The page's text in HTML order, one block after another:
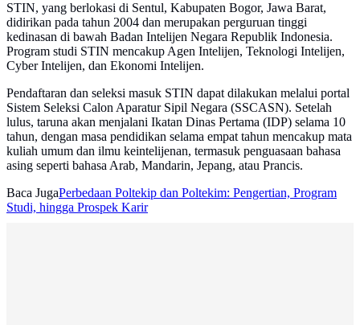
STIN, yang berlokasi di Sentul, Kabupaten Bogor, Jawa Barat,
didirikan pada tahun 2004 dan merupakan perguruan tinggi
kedinasan di bawah Badan Intelijen Negara Republik Indonesia.
Program studi STIN mencakup Agen Intelijen, Teknologi Intelijen,
Cyber Intelijen, dan Ekonomi Intelijen.
Pendaftaran dan seleksi masuk STIN dapat dilakukan melalui portal
Sistem Seleksi Calon Aparatur Sipil Negara (SSCASN). Setelah
lulus, taruna akan menjalani Ikatan Dinas Pertama (IDP) selama 10
tahun, dengan masa pendidikan selama empat tahun mencakup mata
kuliah umum dan ilmu keintelijenan, termasuk penguasaan bahasa
asing seperti bahasa Arab, Mandarin, Jepang, atau Prancis.
Baca JugaPerbedaan Poltekip dan Poltekim: Pengertian, Program
Studi, hingga Prospek Karir